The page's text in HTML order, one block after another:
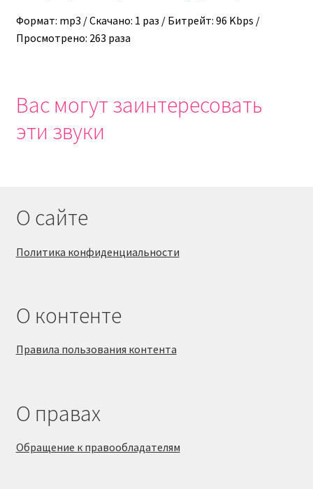
Формат: mp3 / Скачано: 1 раз / Битрейт: 96 Kbps /
Просмотрено: 263 раза
Вас могут заинтересовать
эти звуки
О сайте
Политика конфиденциальности
О контенте
Правила пользования контента
О правах
Обращение к правообладателям